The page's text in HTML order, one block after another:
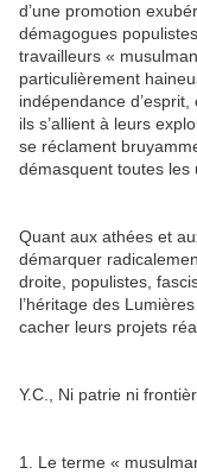
d’une promotion
démagogues
travailleurs «
particulièrement
indépendance
ils s’allient à leurs
se réclament
démasquent toutes les
Quant aux athées et
démarquer
droite, populistes,
l’héritage des
cacher leurs projets
Y.C., Ni patrie ni
1. Le terme «